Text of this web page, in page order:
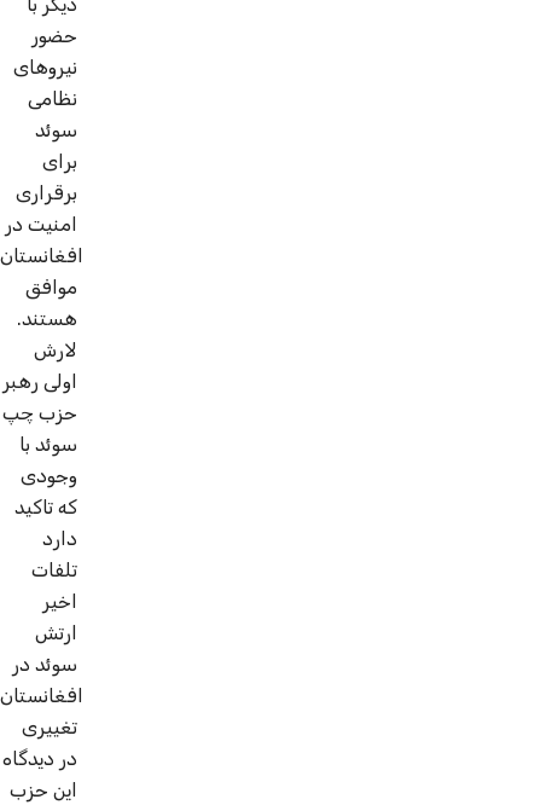
حضور
نیروهای
نظامی
سوئد
برای
برقراری
امنیت در
افغانستان
موافق
هستند.
لارش
اولی رهبر
حزب چپ
سوئد با
وجودی
که تاکید
دارد
تلفات
اخیر
ارتش
سوئد در
افغانستان
تغییری
در دیدگاه
این حزب